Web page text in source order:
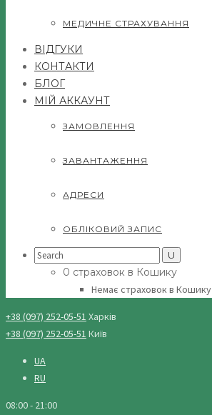
МЕДИЧНЕ СТРАХУВАННЯ
ВІДГУКИ
КОНТАКТИ
БЛОГ
МІЙ АККАУНТ
ЗАМОВЛЕННЯ
ЗАВАНТАЖЕННЯ
АДРЕСИ
ОБЛІКОВИЙ ЗАПИС
Search
0 страховок в Кошику
Немає страховок в Кошику
+38 (097) 252-05-51 Харків
+38 (097) 252-05-51 Київ
UA
RU
08:00 - 21:00